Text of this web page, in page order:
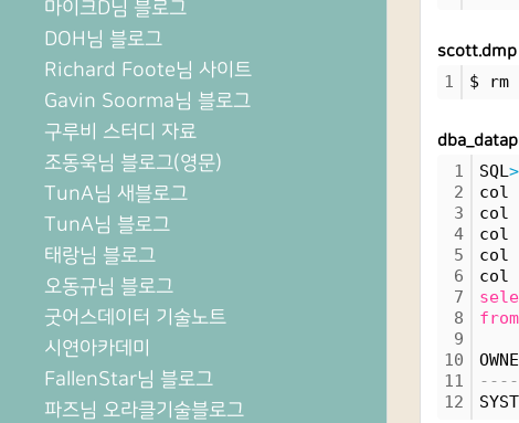
마이크D님 블로그
DOH님 블로그
Richard Foote님 사이트
Gavin Soorma님 블로그
구루비 스터디 자료
조동욱님 블로그(영문)
TunA님 새블로그
TunA님 블로그
태랑님 블로그
오동규님 블로그
굿어스데이터 기술노트
시연아카데미
FallenStar님 블로그
파즈님 오라클기술블로그
scott.dmp
1 $ rm
1
2
3
4
5
6
7
8
9
10
11
12
SQL>
col
col
col
col
col
from